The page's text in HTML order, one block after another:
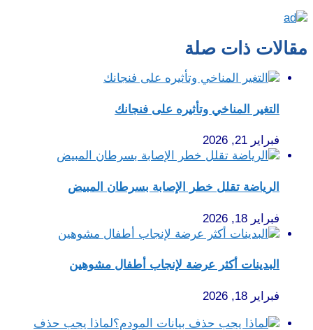
مقالات ذات صلة
التغير المناخي وتأثيره على فنجانك
فبراير 21, 2026
الرياضة تقلل خطر الإصابة بسرطان المبيض
فبراير 18, 2026
البدينات أكثر عرضة لإنجاب أطفال مشوهين
فبراير 18, 2026
لماذا يجب حذف